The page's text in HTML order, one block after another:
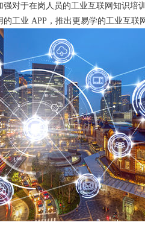
对于在岗人员的工业互联网知识培
工业 APP，推出更易学的工业互联